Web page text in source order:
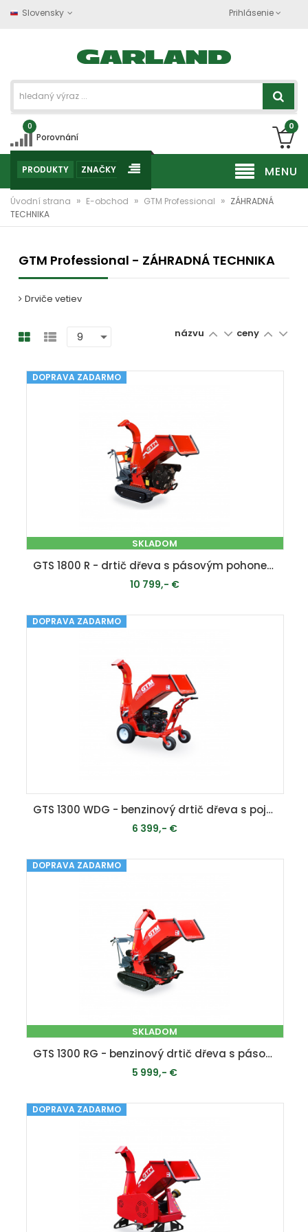
Slovensky Prihlásenie
0
Porovnání
0
MENU
PRODUKTY ZNAČKY
Úvodní strana » E-obchod » GTM Professional » ZÁHRADNÁ
TECHNIKA
GTM Professional - ZÁHRADNÁ TECHNIKA
Drviče vetiev
názvu ceny
DOPRAVA ZADARMO
SKLADOM
GTS 1800 R - drtič dřeva s pásovým pohonem
10 799,- €
PRIDAŤ DO KOŠÍKA
DOPRAVA ZADARMO
GTS 1300 WDG - benzinový drtič dřeva s pojezdem
6 399,- €
MOMENTÁLNE VYPREDANÉ
DOPRAVA ZADARMO
SKLADOM
GTS 1300 RG - benzinový drtič dřeva s pásovým pojezdem
5 999,- €
PRIDAŤ DO KOŠÍKA
DOPRAVA ZADARMO